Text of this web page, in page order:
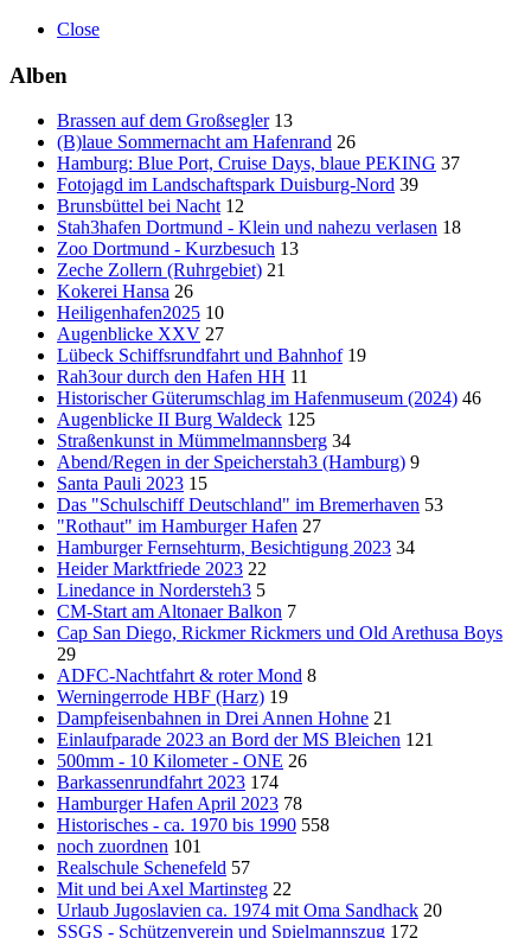
Close
Alben
Brassen auf dem Großsegler 13
(B)laue Sommernacht am Hafenrand 26
Hamburg: Blue Port, Cruise Days, blaue PEKING 37
Fotojagd im Landschaftspark Duisburg-Nord 39
Brunsbüttel bei Nacht 12
Stah3hafen Dortmund - Klein und nahezu verlasen 18
Zoo Dortmund - Kurzbesuch 13
Zeche Zollern (Ruhrgebiet) 21
Kokerei Hansa 26
Heiligenhafen2025 10
Augenblicke XXV 27
Lübeck Schiffsrundfahrt und Bahnhof 19
Rah3our durch den Hafen HH 11
Historischer Güterumschlag im Hafenmuseum (2024) 46
Augenblicke II Burg Waldeck 125
Straßenkunst in Mümmelmannsberg 34
Abend/Regen in der Speicherstah3 (Hamburg) 9
Santa Pauli 2023 15
Das "Schulschiff Deutschland" im Bremerhaven 53
"Rothaut" im Hamburger Hafen 27
Hamburger Fernsehturm, Besichtigung 2023 34
Heider Marktfriede 2023 22
Linedance in Nordersteh3 5
CM-Start am Altonaer Balkon 7
Cap San Diego, Rickmer Rickmers und Old Arethusa Boys
29
ADFC-Nachtfahrt & roter Mond 8
Werningerrode HBF (Harz) 19
Dampfeisenbahnen in Drei Annen Hohne 21
Einlaufparade 2023 an Bord der MS Bleichen 121
500mm - 10 Kilometer - ONE 26
Barkassenrundfahrt 2023 174
Hamburger Hafen April 2023 78
Historisches - ca. 1970 bis 1990 558
noch zuordnen 101
Realschule Schenefeld 57
Mit und bei Axel Martinsteg 22
Urlaub Jugoslavien ca. 1974 mit Oma Sandhack 20
SSGS - Schützenverein und Spielmannszug 172